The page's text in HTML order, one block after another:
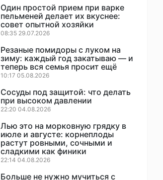
Один простой прием при варке
пельменей делает их вкуснее:
совет опытной хозяйки
08:35 29.07.2026
Резаные помидоры с луком на
зиму: каждый год закатываю — и
теперь вся семья просит ещё
10:17 05.08.2026
Сосуды под защитой: что делать
при высоком давлении
22:20 04.08.2026
Лью это на морковную грядку в
июле и августе: корнеплоды
растут ровными, сочными и
сладкими как финики
22:14 04.08.2026
Больше не нужно мучиться с